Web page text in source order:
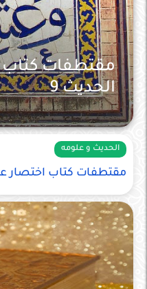
الحديث و علومه
مقتطفات كتاب
الحديث 9
الحديث و علومه
مقتطفات كتاب اختصار